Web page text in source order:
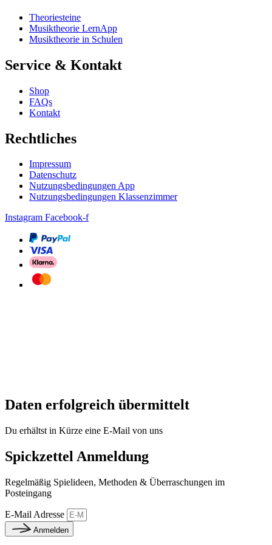
Theoriesteine
Musiktheorie LernApp
Musiktheorie in Schulen
Service & Kontakt
Shop
FAQs
Kontakt
Rechtliches
Impressum
Datenschutz
Nutzungsbedingungen App
Nutzungsbedingungen Klassenzimmer
Instagram Facebook-f
Daten erfolgreich übermittelt
Du erhältst in Kürze eine E-Mail von uns
Spickzettel Anmeldung
Regelmäßig Spielideen, Methoden & Überraschungen im
Posteingang
E-Mail Adresse
Anmelden